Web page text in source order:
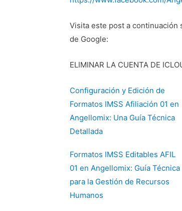
Visita este post a continuación
de Google:
ELIMINAR LA CUENTA DE
Configuración y Edición de
Formatos IMSS Afiliación 01 en
Angellomix: Una Guía Técnica
Detallada
Formatos IMSS Editables AFIL
01 en Angellomix: Guía Técnica
para la Gestión de Recursos
Humanos